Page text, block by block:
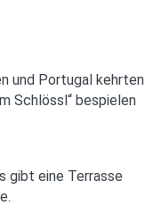
und Portugal kehrten
Schlössl“ bespielen
gibt eine Terrasse